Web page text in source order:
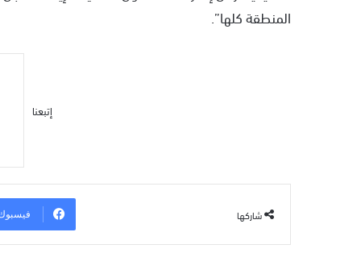
المنطقة كلها”.
إتبعنا
شاركها